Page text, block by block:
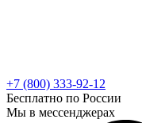
+7 (800) 333-92-12
Бесплатно по России
Мы в мессенджерах